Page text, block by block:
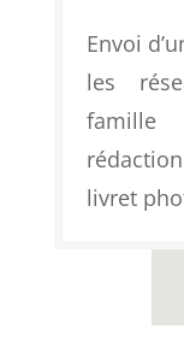
Envoi
les
famille
livret